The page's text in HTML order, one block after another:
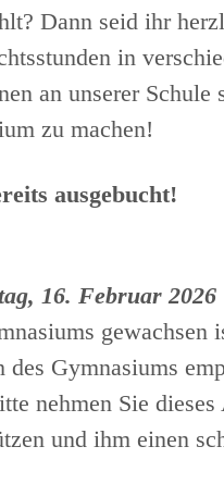
Dann seid ihr
in
an unserer
zu machen!
ausgebucht!
16. Februar 2026
gewachsen
Gymnasiums
nehmen Sie dieses
und ihm einen